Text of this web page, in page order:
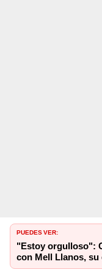
PUEDES VER:
"Estoy orgulloso":
con Mell Llanos, su